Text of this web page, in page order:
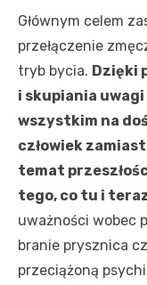
Głównym celem
przełączenie
tryb bycia. Dzięki
i skupiania
wszystkim na
człowiek
temat
tego, co tu i
uważności wobec
branie prysznica
przeciążoną